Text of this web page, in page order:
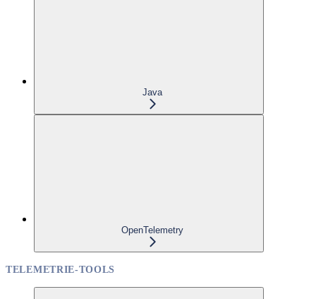
Java
OpenTelemetry
TELEMETRIE-TOOLS